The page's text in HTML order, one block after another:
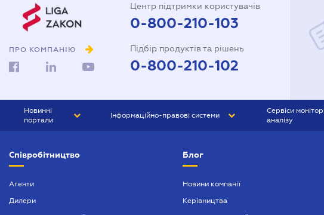
інтересів в суді
Довіреність на реєстрацію
майном
Договір купівлі-продажу
ПРО КОМПАНІЮ
Центр підтримки користувачів
0-800-210-103
Підбір продуктів та рішень
0-800-210-102
Новинні
портали
БІЗНЕС
Інформаційно-правові системи
БУХГАЛТЕР ПРОФ
Сервіси
аналізу
Співробітництво
Агенти
Дилери
Блог
Новини компанії
Керівництва